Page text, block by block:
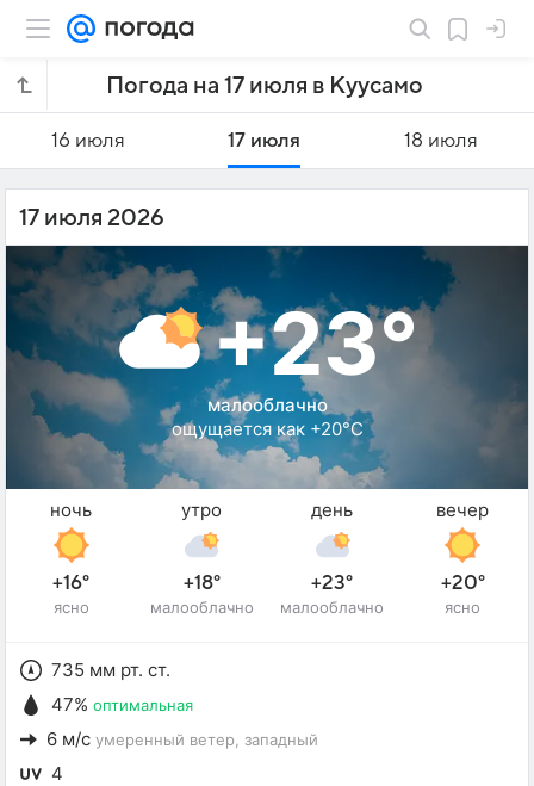
Погода на 17 июля в Куусамо
16 июля 17 июля 18 июля
17 июля 2026
+23°
малооблачно
ощущается как +20°C
ночь
+16°
ясно
утро
+18°
малооблачно
день
+23°
малооблачно
вечер
+20°
ясно
735 мм рт. ст.
47% оптимальная
6 м/с умеренный ветер , западный
4